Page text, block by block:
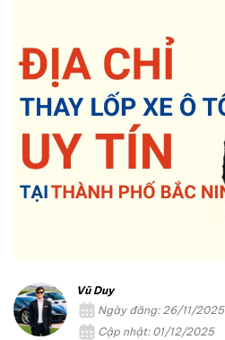
Vũ Duy
Ngày đăng: 26/11/2025
Cập nhật: 01/12/2025